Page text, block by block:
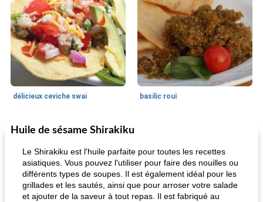
délicieux ceviche swai basilic roui
65min
Déjeuner / Snacks
Huile de sésame Shirakiku
Le Shirakiku est l'huile parfaite pour toutes les recettes
asiatiques. Vous pouvez l'utiliser pour faire des nouilles ou
différents types de soupes. Il est également idéal pour les
grillades et les sautés, ainsi que pour arroser votre salade
et ajouter de la saveur à tout repas. Il est fabriqué au